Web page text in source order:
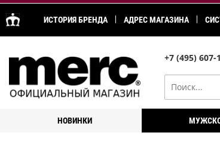
ИСТОРИЯ БРЕНДА АДРЕС МАГАЗИНА
+7 (495) 607-
НОВИНКИ